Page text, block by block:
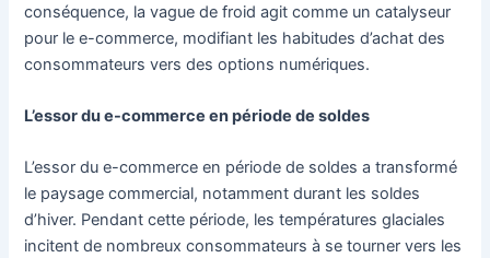
conséquence, la vague de froid agit comme un catalyseur
pour le e-commerce, modifiant les habitudes d’achat des
consommateurs vers des options numériques.
L’essor du e-commerce en période de soldes
L’essor du e-commerce en période de soldes a transformé
le paysage commercial, notamment durant les soldes
d’hiver. Pendant cette période, les températures glaciales
incitent de nombreux consommateurs à se tourner vers les